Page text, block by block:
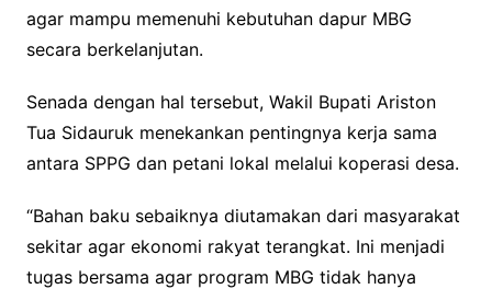
agar mampu memenuhi kebutuhan dapur MBG
secara berkelanjutan.
Senada dengan hal tersebut, Wakil Bupati Ariston
Tua Sidauruk menekankan pentingnya kerja sama
antara SPPG dan petani lokal melalui koperasi desa.
“Bahan baku sebaiknya diutamakan dari masyarakat
sekitar agar ekonomi rakyat terangkat. Ini menjadi
tugas bersama agar program MBG tidak hanya